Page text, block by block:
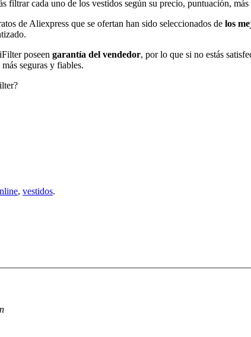
filtrar cada uno de los vestidos según su precio, puntuación,
de Aliexpress que se ofertan han sido seleccionados de los
poseen garantía del vendedor, por lo que si no estás
seguras y fiables.
, vestidos.